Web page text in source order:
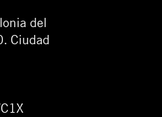
del
Ciudad